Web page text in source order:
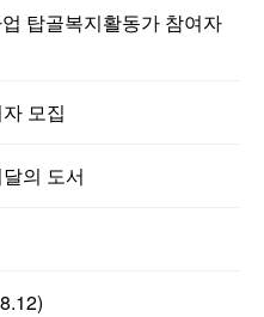
탑골복지활동가 참여자
모집
의 도서